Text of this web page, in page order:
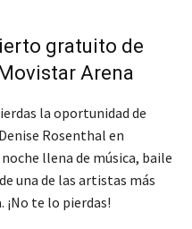
gratuito de
Arena
la oportunidad de
Rosenthal en
llena de música, baile
una de las artistas más
¡No te lo pierdas!